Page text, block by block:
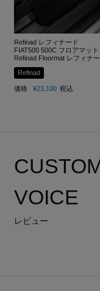
Refinad レフィナード
FIAT500 500C フロアマット
Refinad Floormat レフィナ
Refinad
価格 ¥23,100 税込
VOICE
レビュー